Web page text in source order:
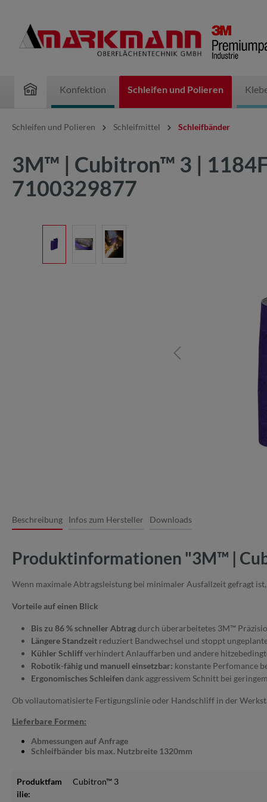
Konfektion Schleifen und Polieren
Schleifen und Polieren Schleifmittel Schleifbänder
3M™ | Cubitron™ 3 |
7100329877
Beschreibung Infos zum Hersteller Downloads
Produktinformationen "3M™ |
Wenn maximale Abtragsleistung bei minimaler Ausfallzeit gefragt
Vorteile auf einen Blick
Bis zu 86 % schneller Abtragdurch überarbeitetes 3M™
Längere Standzeit reduziert Bandwechsel und stoppt
Kühler Schliffverhindert Anlauffarben und andere
Robotik-fähig und manuell einsetzbar: konstante Perfomance
Ergonomisches Schleifen dank aggressivem Schnitt bei
Ob vollautomatisierte Fertigungslinie oder Handschliff in der
Lieferbare Formen:
Abmessungen auf Anfrage
Schleifbänder bis max. Nutzbreite 1320mm
Produktfam
ilie:
Cubitron™ 3